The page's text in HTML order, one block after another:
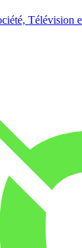
Télévision